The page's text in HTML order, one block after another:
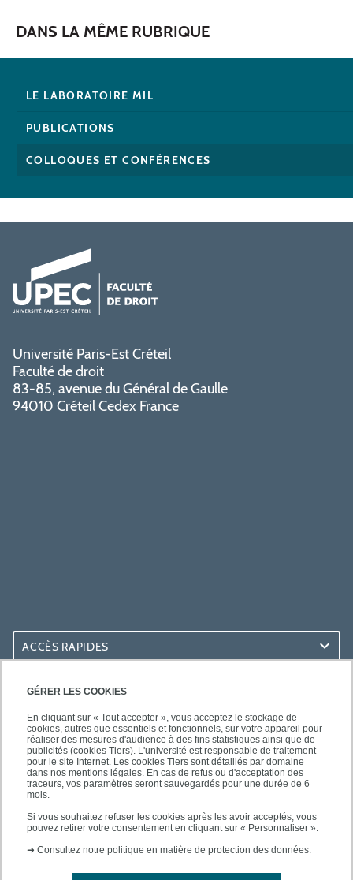
GÉRER LES COOKIES
En cliquant sur « Tout accepter », vous acceptez le stockage de
cookies, autres que essentiels et fonctionnels, sur votre appareil pour
réaliser des mesures d'audience à des fins statistiques ainsi que de
publicités (cookies Tiers). L'université est responsable de traitement
pour le site Internet. Les cookies Tiers sont détaillés par domaine
dans nos mentions légales. En cas de refus ou d'acceptation des
traceurs, vos paramètres seront sauvegardés pour une durée de 6
mois.
Si vous souhaitez refuser les cookies après les avoir acceptés, vous
pouvez retirer votre consentement en cliquant sur « Personnaliser ».
➜ Consultez notre politique en matière de protection des données.
DANS LA MÊME RUBRIQUE
LE LABORATOIRE MIL
PUBLICATIONS
COLLOQUES ET CONFÉRENCES
Université Paris-Est Créteil
Faculté de droit
83-85, avenue du Général de Gaulle
94010 Créteil Cedex France
ACCÈS RAPIDES
ACCÈS PRATIQUES
SUIVEZ-NOUS